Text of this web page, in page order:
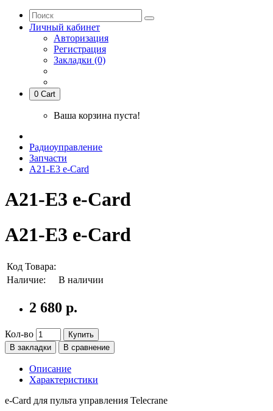
Личный кабинет
Авторизация
Регистрация
Закладки (0)
0 Cart
Ваша корзина пуста!
Радиоуправление
Запчасти
A21-E3 e-Card
A21-E3 e-Card
A21-E3 e-Card
Код Товара:
Наличие:
В наличии
2 680 р.
Кол-во
Купить
В закладки
В сравнение
Описание
Характеристики
e-Card для пульта управления Telecrane